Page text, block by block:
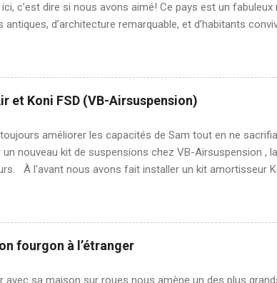
c’est dire si nous avons aimé! Ce pays est un
antiques, d’architecture remarquable, et d’habitants
chronologique. Il y a tant à voir, nous y retournerons
que nous n’avons pas visité. Les villes Comme vous
pas ce que l’on préfère, mais selon les guides
L'ancienne capitale turque, Istanbul , nous faisait
autant dire que ça fourmille dans tous les sens. Nous
et Koni FSD (VB-Airsuspension)
améliorer les capacités de Sam tout en ne
un nouveau kit de suspensions chez VB-Airsuspension ,
À l'avant nous avons fait installer un kit amortisseur
Poclain que nous avions. En effet, Poclain avait installé
effet de rehausser le véhicule de 4cm mais aussi de
L' amortisseur Koni FSD permet d'adapter son
de la taule ondulé par exemple. Le coilspring quand à
fourgon à l’étranger
avec sa maison sur roues nous amène un des plus